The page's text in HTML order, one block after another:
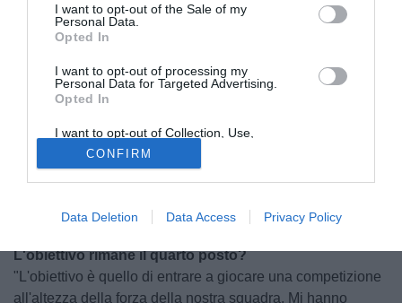
I want to opt-out of the Sale of my
Personal Data.
Opted In
I want to opt-out of processing my
Personal Data for Targeted Advertising.
Opted In
I want to opt-out of Collection, Use,
Retention, Sale, and/or Sharing of my
Personal Data that Is Unrelated with the
Purposes for which it was collected.
Opted Out
CONFIRM
Data Deletion Data Access Privacy Policy
Una Roma perfetta
dall'anno scorso contro di noi che non perdeva in casa.
Questo risultato da' valore alla forza della nostra squadra.
E' un 3-0 rotondo, condotto in porto non senza fatica".
L'obiettivo rimane il quarto posto?
"L'obiettivo è quello di entrare a giocare una competizione
all'altezza della forza della nostra squadra. Mi hanno